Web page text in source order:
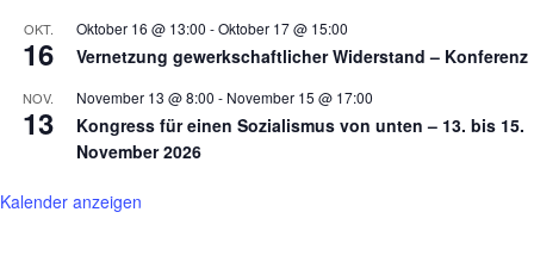
OKT.
16
Oktober 16 @ 13:00 -Oktober 17 @ 15:00
Vernetzung gewerkschaftlicher Widerstand – Konferenz
NOV.
13
November 13 @ 8:00 - November 15 @ 17:00
Kongress für einen Sozialismus von unten – 13. bis 15.
November 2026
Kalender anzeigen